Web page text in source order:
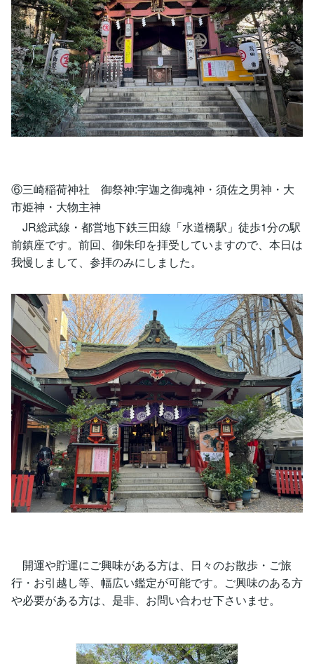
⑥三崎稲荷神社 御祭神:宇迦之御魂神・須佐之男神・大
市姫神・大物主神
JR総武線・都営地下鉄三田線「水道橋駅」徒歩1分の駅
前鎮座です。前回、御朱印を拝受していますので、本日は
我慢しまして、参拝のみにしました。
開運や貯運にご興味がある方は、日々のお散歩・ご旅
行・お引越し等、幅広い鑑定が可能です。ご興味のある方
や必要がある方は、是非、お問い合わせ下さいませ。